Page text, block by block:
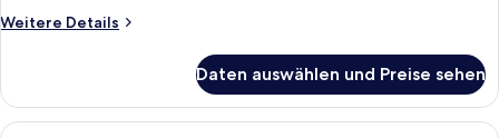
Weitere Details
Weitere
Zimmer,
eingeschränkter
Daten auswählen und Preise sehen
Alle
Ein modernes Hotelzimmer mit